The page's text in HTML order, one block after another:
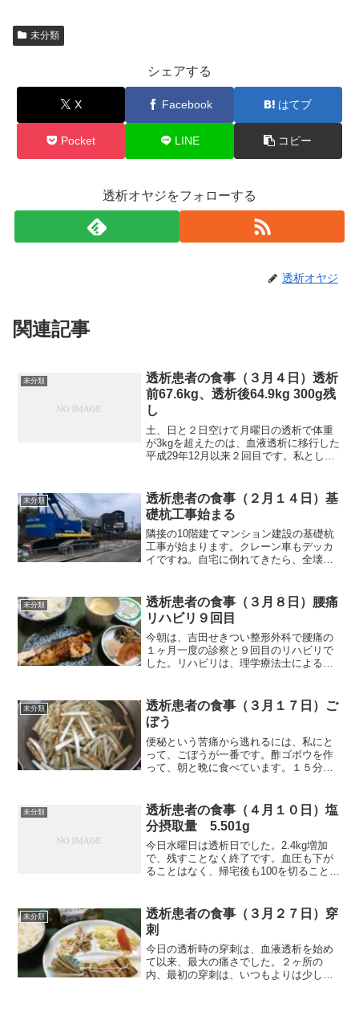
未分類
シェアする
X Facebook はてブ
Pocket LINE コピー
透析オヤジをフォローする
透析オヤジ
関連記事
未分類
透析患者の食事（３月４日）透析
前67.6kg、透析後64.9kg 300g残
し
土、日と２日空けて月曜日の透析で体重
が3kgを超えたのは、血液透析に移行した
平成29年12月以来２回目です。私として
ぎたということはありませんので、水分
の取り過ぎ...
未分類
透析患者の食事（２月１４日）基
礎杭工事始まる
隣接の10階建てマンション建設の基礎杭
工事が始まります。クレーン車もデッカ
イですね。自宅に倒れてきたら、全壊で
るか心配です。それでは朝食から紹介し
ます。今朝、体重測定す...
未分類
透析患者の食事（３月８日）腰痛
リハビリ９回目
今朝は、吉田せきつい整形外科で腰痛の
１ヶ月一度の診察と９回目のリハビリで
した。リハビリは、理学療法士によるマ
でした。イラストはチェストプレスで
す。理学療法士の丁寧なマッ...
未分類
透析患者の食事（３月１７日）ご
ぼう
便秘という苦痛から逃れるには、私にと
って、ごぼうが一番です。酢ゴボウを作
って、朝と晩に食べています。１５分ほ
す。それでは朝食から紹介します。朝食
（昨夜の残りです）昨夜と...
未分類
透析患者の食事（４月１０日）塩
分摂取量 5.501g
今日水曜日は透析日でした。2.4kg増加
で、残すことなく終了です。血圧も下が
ることはなく、帰宅後も100を切ることは
または三日間の体調を時々、メモ的に書
いていますが、ど...
未分類
透析患者の食事（３月２７日）穿
刺
今日の透析時の穿刺は、血液透析を始め
て以来、最大の痛さでした。２ヶ所の
内、最初の穿刺は、いつもよりは少し痛